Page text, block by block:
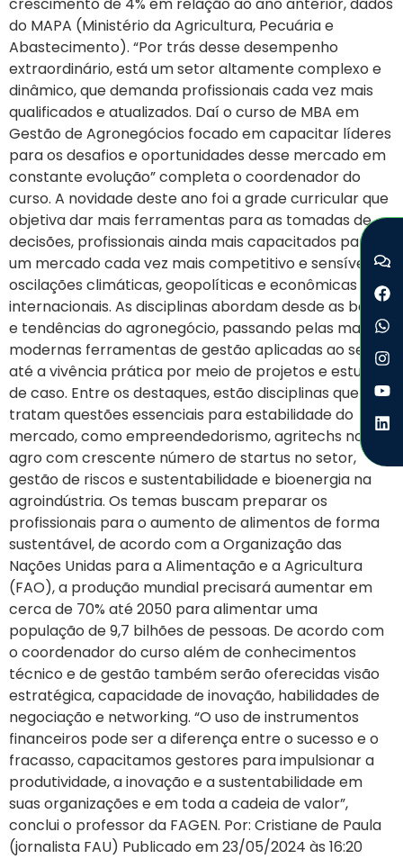
do MAPA (Ministério da Agricultura, Pecuária e
Abastecimento). “Por trás desse desempenho
extraordinário, está um setor altamente complexo e
dinâmico, que demanda profissionais cada vez mais
qualificados e atualizados. Daí o curso de MBA em
Gestão de Agronegócios focado em capacitar líderes
para os desafios e oportunidades desse mercado em
constante evolução” completa o coordenador do
curso. A novidade deste ano foi a grade curricular que
objetiva dar mais ferramentas para as tomadas de
decisões, profissionais ainda mais capacitados para
um mercado cada vez mais competitivo e sensível às
oscilações climáticas, geopolíticas e econômicas
internacionais. As disciplinas abordam desde as bases
e tendências do agronegócio, passando pelas mais
modernas ferramentas de gestão aplicadas ao setor,
até a vivência prática por meio de projetos e estudos
de caso. Entre os destaques, estão disciplinas que
tratam questões essenciais para estabilidade do
mercado, como empreendedorismo, agritechs no
agro com crescente número de startus no setor,
gestão de riscos e sustentabilidade e bioenergia na
agroindústria. Os temas buscam preparar os
profissionais para o aumento de alimentos de forma
sustentável, de acordo com a Organização das
Nações Unidas para a Alimentação e a Agricultura
(FAO), a produção mundial precisará aumentar em
cerca de 70% até 2050 para alimentar uma
população de 9,7 bilhões de pessoas. De acordo com
o coordenador do curso além de conhecimentos
técnico e de gestão também serão oferecidas visão
estratégica, capacidade de inovação, habilidades de
negociação e networking. “O uso de instrumentos
financeiros pode ser a diferença entre o sucesso e o
fracasso, capacitamos gestores para impulsionar a
produtividade, a inovação e a sustentabilidade em
suas organizações e em toda a cadeia de valor”,
conclui o professor da FAGEN. Por: Cristiane de Paula
(jornalista FAU) Publicado em 23/05/2024 às 16:20